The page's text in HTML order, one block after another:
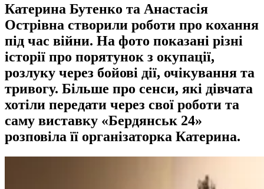
Катерина Бутенко та Анастасія
Острівна створили роботи про кохання
під час війни. На фото показані різні
історії про порятунок з окупації,
розлуку через бойові дії, очікування та
тривогу. Більше про сенси, які дівчата
хотіли передати через свої роботи та
саму виставку «Бердянськ 24»
розповіла її організаторка Катерина.